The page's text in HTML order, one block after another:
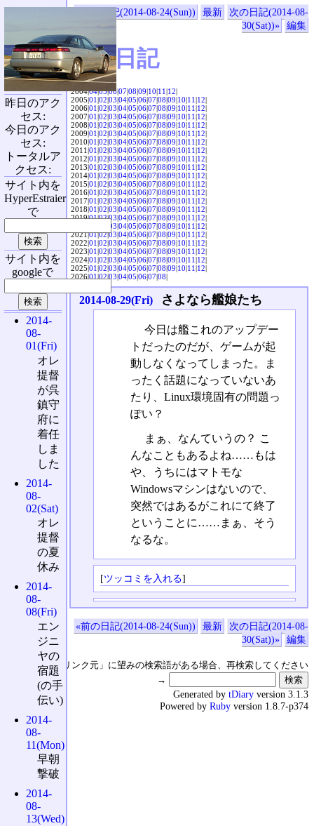
«前の日記(2014-08-24(Sun)) 最新
次の日記(2014-08-
30(Sat))»
編集
SVX日記
2004|04|05|06|07|08|09|10|11|12|
2005|01|02|03|04|05|06|07|08|09|10|11|12|
2006|01|02|03|04|05|06|07|08|09|10|11|12|
2007|01|02|03|04|05|06|07|08|09|10|11|12|
2008|01|02|03|04|05|06|07|08|09|10|11|12|
2009|01|02|03|04|05|06|07|08|09|10|11|12|
2010|01|02|03|04|05|06|07|08|09|10|11|12|
2011|01|02|03|04|05|06|07|08|09|10|11|12|
2012|01|02|03|04|05|06|07|08|09|10|11|12|
2013|01|02|03|04|05|06|07|08|09|10|11|12|
2014|01|02|03|04|05|06|07|08|09|10|11|12|
2015|01|02|03|04|05|06|07|08|09|10|11|12|
2016|01|02|03|04|05|06|07|08|09|10|11|12|
2017|01|02|03|04|05|06|07|08|09|10|11|12|
2018|01|02|03|04|05|06|07|08|09|10|11|12|
2019|01|02|03|04|05|06|07|08|09|10|11|12|
03|04|05|06|07|08|09|10|11|12|
2021|01|02|03|04|05|06|07|08|09|10|11|12|
2022|01|02|03|04|05|06|07|08|09|10|11|12|
2023|01|02|03|04|05|06|07|08|09|10|11|12|
2024|01|02|03|04|05|06|07|08|09|10|11|12|
2025|01|02|03|04|05|06|07|08|09|10|11|12|
2026|01|02|03|04|05|06|07|08|
2014-08-29(Fri) さよなら艦娘たち
今日は艦これのアップデー
トだったのだが、ゲームが起
動しなくなってしまった。ま
ったく話題になっていないあ
たり、Linux環境固有の問題っ
ぽい？
まぁ、なんていうの？ こ
んなこともあるよね……もは
や、うちにはマトモな
Windowsマシンはないので、
突然ではあるがこれにて終了
ということに……まぁ、そう
なるな。
[ツッコミを入れる]
«前の日記(2014-08-24(Sun)) 最新
次の日記(2014-08-
30(Sat))»
編集
↑の「本日のリンク元」に望みの検索語がある場合、再検索してください
→
昨日のアク
セス:
今日のアク
セス:
トータルア
クセス:
サイト内を
HyperEstraier
で
サイト内を
googleで
2014-
08-
01(Fri)
オレ
提督
が呉
鎮守
府に
着任
しま
した
2014-
08-
02(Sat)
オレ
提督
の夏
休み
2014-
08-
08(Fri)
エン
ジニ
ヤの
宿題
(の手
伝い)
2014-
08-
11(Mon)
早朝
撃破
2014-
08-
13(Wed)
Generated by tDiary version 3.1.3
Powered by Ruby version 1.8.7-p374